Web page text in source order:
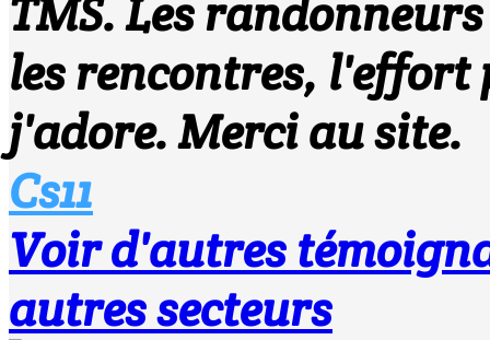
TMS. Les
les rencontres, l'effort
j'adore. Merci au site.
Cs11
Voir d'autres
autres secteurs